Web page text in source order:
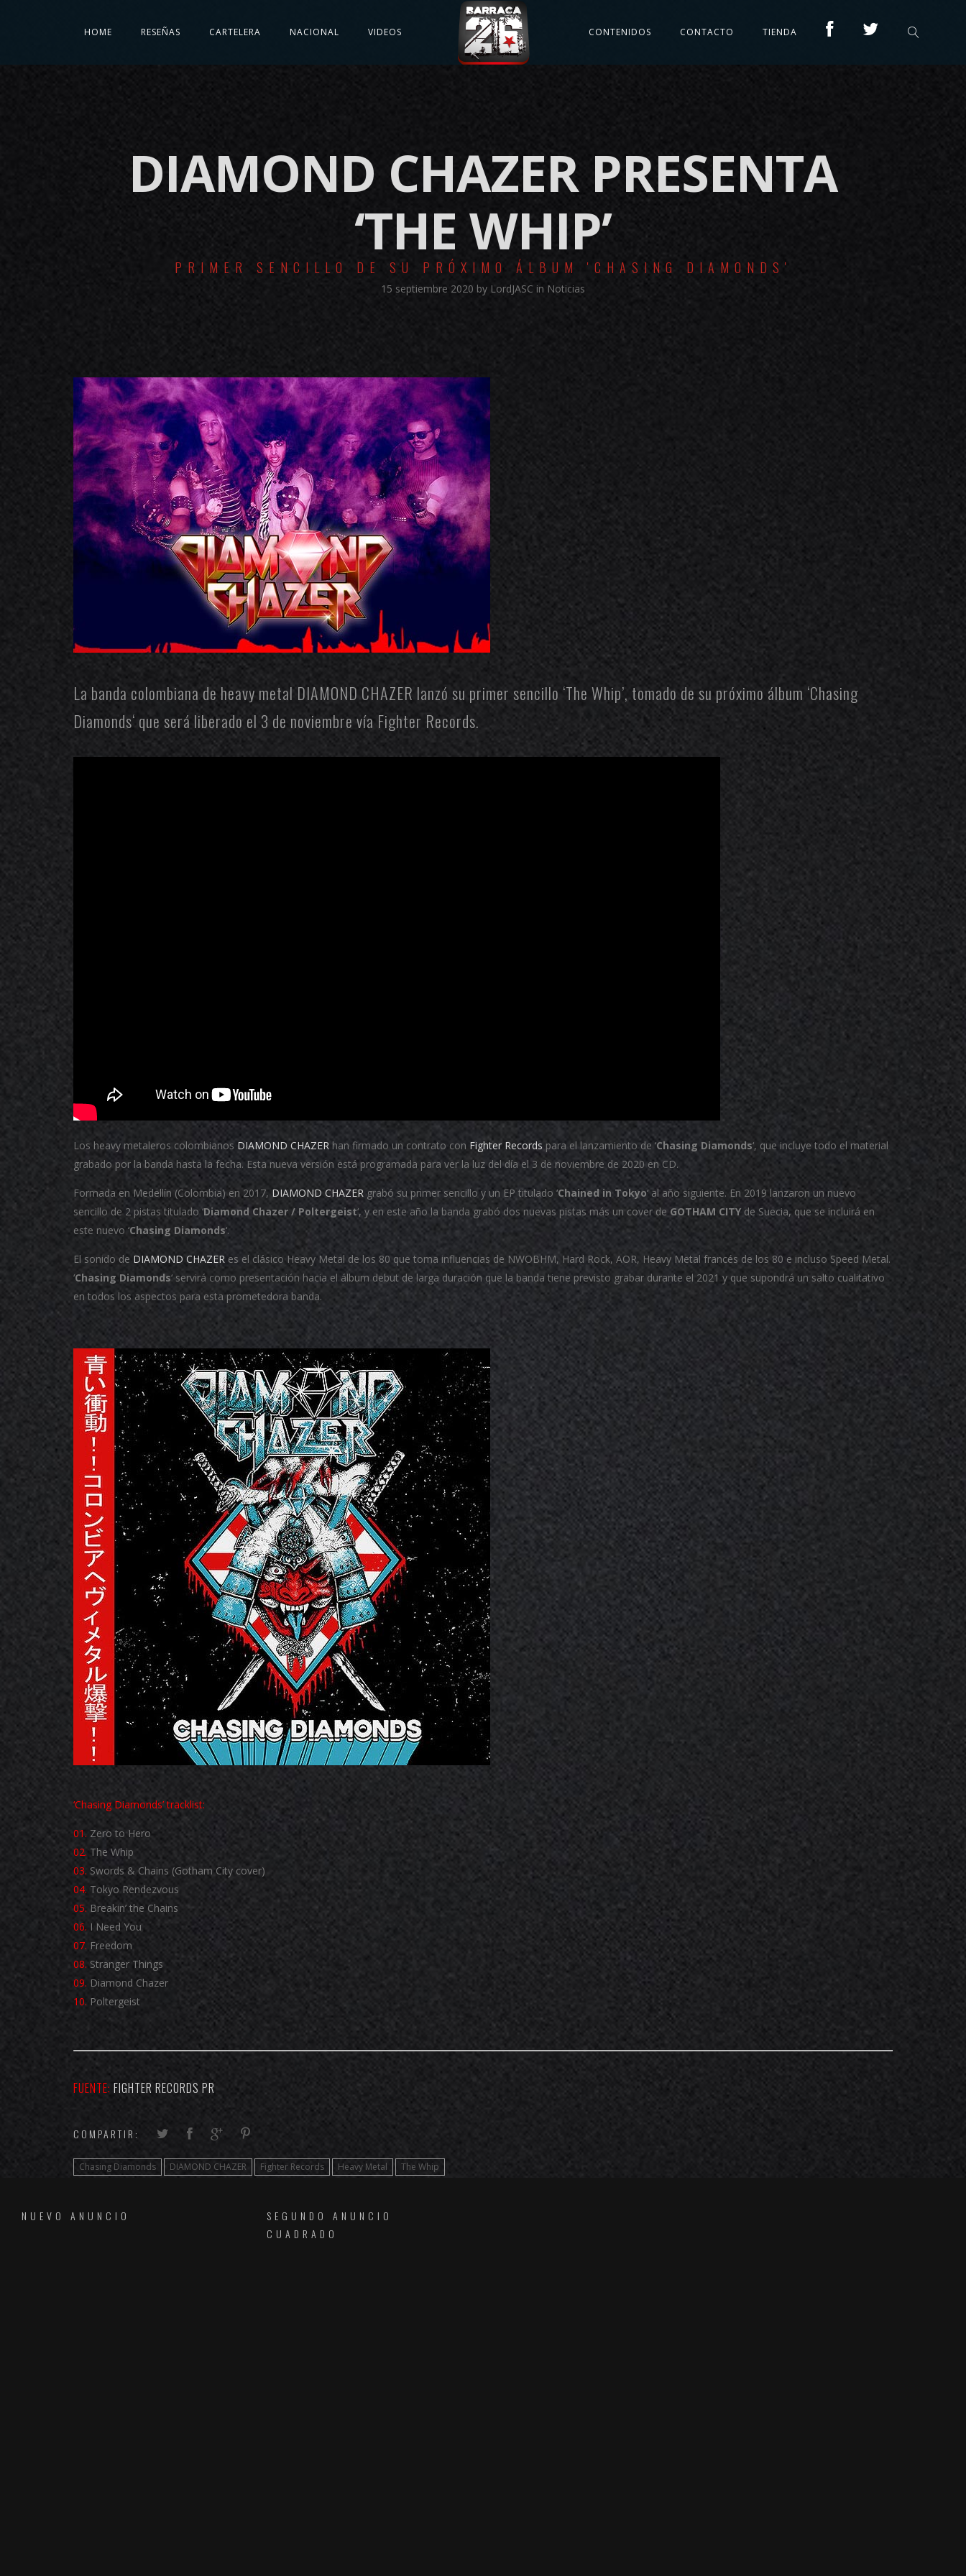
HOME RESEÑAS CARTELERA NACIONAL VIDEOS CONTENIDOS CONTACTO TIENDA
DIAMOND CHAZER PRESENTA
‘THE WHIP’
PRIMER SENCILLO DE SU PRÓXIMO ÁLBUM 'CHASING DIAMONDS'
15 septiembre 2020 by LordJASC in Noticias
La banda colombiana de heavy metalDIAMOND CHAZER lanzó su primer sencillo ‘The Whip’, tomado de su próximo álbum ‘Chasing
Diamonds‘ que será liberado el 3 de noviembre vía Fighter Records.
Los heavy metaleros colombianos DIAMOND CHAZER han firmado un contrato con Fighter Records para el lanzamiento de ‘Chasing Diamonds‘, que incluye todo el material
grabado por la banda hasta la fecha. Esta nueva versión está programada para ver la luz del día el 3 de noviembre de 2020 en CD.
Formada en Medellín (Colombia) en 2017, DIAMOND CHAZER grabó su primer sencillo y un EP titulado ‘Chained in Tokyo‘ al año siguiente. En 2019 lanzaron un nuevo
sencillo de 2 pistas titulado ‘Diamond Chazer / Poltergeist‘, y en este año la banda grabó dos nuevas pistas más un cover de GOTHAM CITYde Suecia, que se incluirá en
este nuevo ‘Chasing Diamonds‘.
El sonido de DIAMOND CHAZER es el clásico Heavy Metal de los 80 que toma influencias de NWOBHM, Hard Rock, AOR, Heavy Metal francés de los 80 e incluso Speed Metal.
‘Chasing Diamonds‘ servirá como presentación hacia el álbum debut de larga duración que la banda tiene previsto grabar durante el 2021 y que supondrá un salto cualitativo
en todos los aspectos para esta prometedora banda.
‘Chasing Diamonds’ tracklist:
01. Zero to Hero
02. The Whip
03. Swords & Chains (Gotham City cover)
04. Tokyo Rendezvous
05. Breakin’ the Chains
06. I Need You
07. Freedom
08. Stranger Things
09. Diamond Chazer
10. Poltergeist
FUENTE: FIGHTER RECORDS PR
COMPARTIR:
Chasing Diamonds DIAMOND CHAZER Fighter Records Heavy Metal The Whip
NUEVO ANUNCIO
SEGUNDO ANUNCIO
CUADRADO